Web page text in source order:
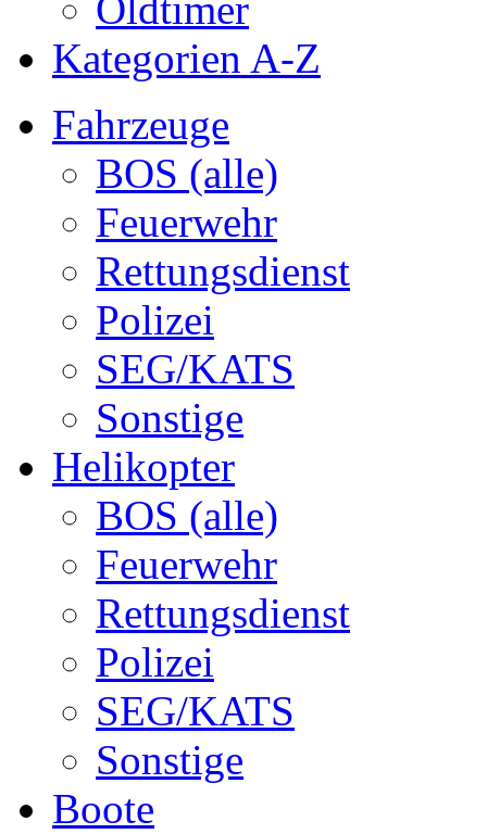
Kategorien A-Z
Fahrzeuge
BOS (alle)
Feuerwehr
Rettungsdienst
Polizei
SEG/KATS
Sonstige
Helikopter
BOS (alle)
Feuerwehr
Rettungsdienst
Polizei
SEG/KATS
Sonstige
Boote